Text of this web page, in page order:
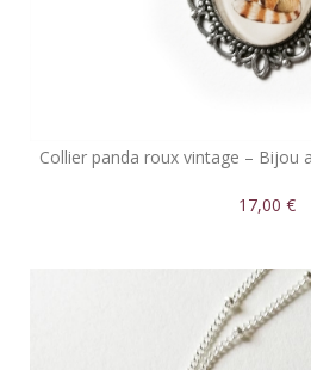
Collier panda roux vintage – Bijou
17,00 €